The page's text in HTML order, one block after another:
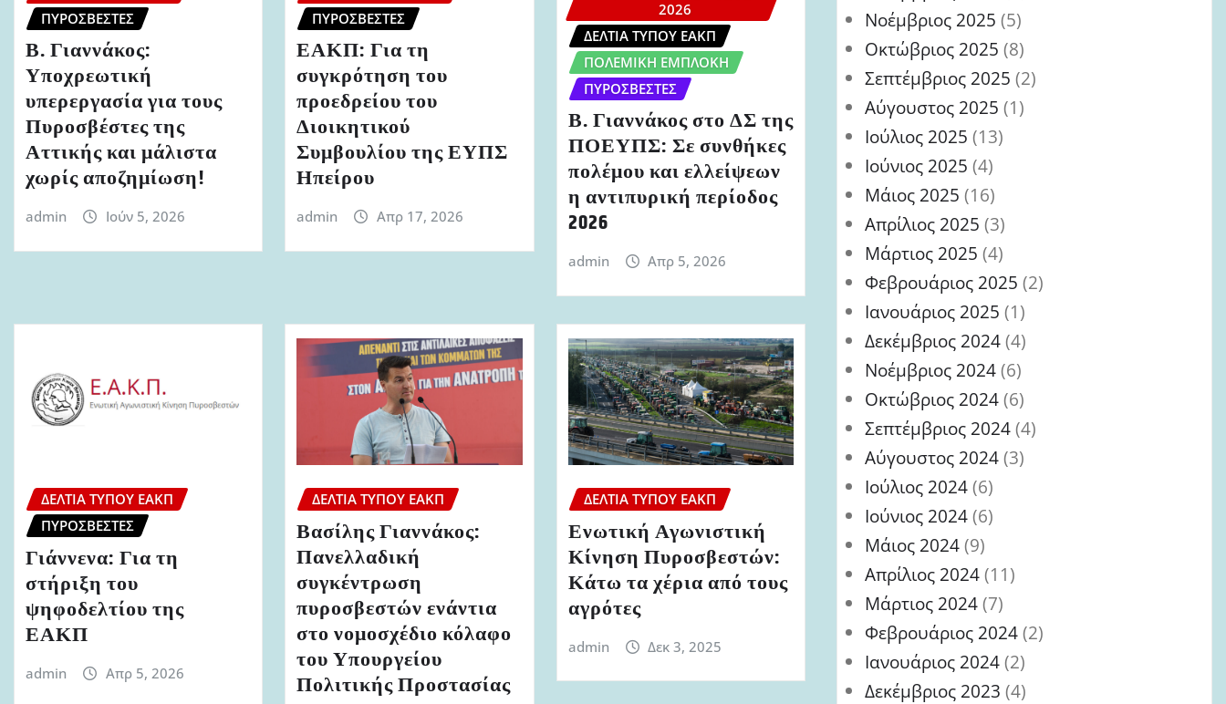
ΠΥΡΟΣΒΈΣΤΕΣ
Β. Γιαννάκος:
Υποχρεωτική
υπερεργασία για τους
Πυροσβέστες της
Αττικής και μάλιστα
χωρίς αποζημίωση!
admin Ιούν 5, 2026
ΠΥΡΟΣΒΈΣΤΕΣ
ΕΑΚΠ: Για τη
συγκρότηση του
προεδρείου του
Διοικητικού
Συμβουλίου της ΕΥΠΣ
Ηπείρου
admin Απρ 17, 2026
2026
ΔΕΛΤΊΑ ΤΎΠΟΥ ΕΑΚΠ
ΠΟΛΕΜΙΚΉ ΕΜΠΛΟΚΉ
ΠΥΡΟΣΒΈΣΤΕΣ
Β. Γιαννάκος στο ΔΣ της
ΠΟΕΥΠΣ: Σε συνθήκες
πολέμου και ελλείψεων
η αντιπυρική περίοδος
2026
admin Απρ 5, 2026
ΔΕΛΤΊΑ ΤΎΠΟΥ ΕΑΚΠ
ΠΥΡΟΣΒΈΣΤΕΣ
Γιάννενα: Για τη
στήριξη του
ψηφοδελτίου της
ΕΑΚΠ
admin Απρ 5, 2026
ΔΕΛΤΊΑ ΤΎΠΟΥ ΕΑΚΠ
Βασίλης Γιαννάκος:
Πανελλαδική
συγκέντρωση
πυροσβεστών ενάντια
στο νομοσχέδιο κόλαφο
του Υπουργείου
Πολιτικής Προστασίας
ΔΕΛΤΊΑ ΤΎΠΟΥ ΕΑΚΠ
Ενωτική Αγωνιστική
Κίνηση Πυροσβεστών:
Κάτω τα χέρια από τους
αγρότες
admin Δεκ 3, 2025
Νοέμβριος 2025 (5)
Οκτώβριος 2025 (8)
Σεπτέμβριος 2025 (2)
Αύγουστος 2025 (1)
Ιούλιος 2025 (13)
Ιούνιος 2025 (4)
Μάιος 2025 (16)
Απρίλιος 2025 (3)
Μάρτιος 2025 (4)
Φεβρουάριος 2025 (2)
Ιανουάριος 2025 (1)
Δεκέμβριος 2024(4)
Νοέμβριος 2024(6)
Οκτώβριος 2024(6)
Σεπτέμβριος 2024(4)
Αύγουστος 2024(3)
Ιούλιος 2024(6)
Ιούνιος 2024(6)
Μάιος 2024(9)
Απρίλιος 2024(11)
Μάρτιος 2024(7)
Φεβρουάριος 2024(2)
Ιανουάριος 2024(2)
Δεκέμβριος 2023 (4)